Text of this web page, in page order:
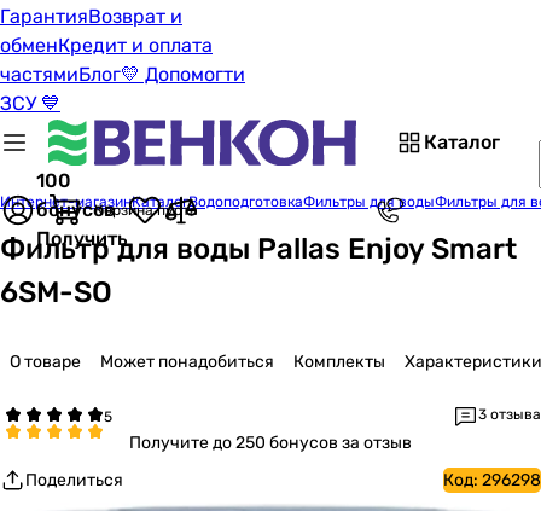
ГарантияВозврат и
обменКредит и оплата
частямиБлог💛 Допомогти
ЗСУ 💙
Каталог
100
бонусов
Получить
Корзина пуста
Интернет-магазинКаталогВодоподготовкаФильтры для водыФильтры для
Фильтр для воды Pallas Enjoy Smart
6SM-SO
О товаре Может понадобиться Комплекты Характеристики
3 отзыва
Получитедо 250 бонусов за отзыв
Поделиться
Код: 296298